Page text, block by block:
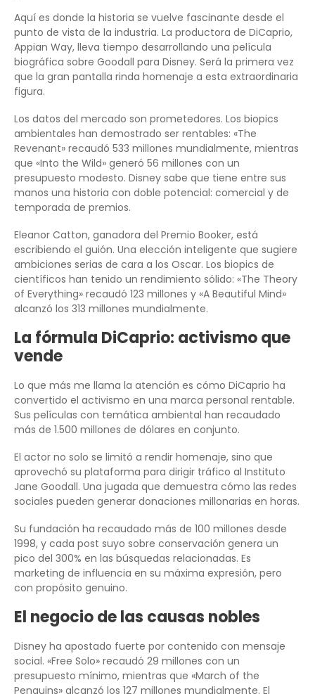
Aquí es donde la historia se vuelve fascinante desde el
punto de vista de la industria. La productora de DiCaprio,
Appian Way, lleva tiempo desarrollando una película
biográfica sobre Goodall para Disney. Será la primera vez
que la gran pantalla rinda homenaje a esta extraordinaria
figura.
Los datos del mercado son prometedores. Los biopics
ambientales han demostrado ser rentables: «The
Revenant» recaudó 533 millones mundialmente, mientras
que «Into the Wild» generó 56 millones con un
presupuesto modesto. Disney sabe que tiene entre sus
manos una historia con doble potencial: comercial y de
temporada de premios.
Eleanor Catton, ganadora del Premio Booker, está
escribiendo el guión. Una elección inteligente que sugiere
ambiciones serias de cara a los Oscar. Los biopics de
científicos han tenido un rendimiento sólido: «The Theory
of Everything» recaudó 123 millones y «A Beautiful Mind»
alcanzó los 313 millones mundialmente.
La fórmula DiCaprio: activismo que
vende
Lo que más me llama la atención es cómo DiCaprio ha
convertido el activismo en una marca personal rentable.
Sus películas con temática ambiental han recaudado
más de 1.500 millones de dólares en conjunto.
El actor no solo se limitó a rendir homenaje, sino que
aprovechó su plataforma para dirigir tráfico al Instituto
Jane Goodall. Una jugada que demuestra cómo las redes
sociales pueden generar donaciones millonarias en horas.
Su fundación ha recaudado más de 100 millones desde
1998, y cada post suyo sobre conservación genera un
pico del 300% en las búsquedas relacionadas. Es
marketing de influencia en su máxima expresión, pero
con propósito genuino.
El negocio de las causas nobles
Disney ha apostado fuerte por contenido con mensaje
social. «Free Solo» recaudó 29 millones con un
presupuesto mínimo, mientras que «March of the
Penguins» alcanzó los 127 millones mundialmente. El